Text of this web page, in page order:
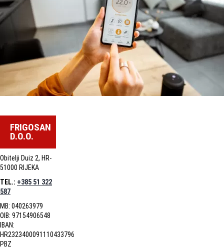
FRIGOSAN
D.O.O.
Obitelji Duiz 2, HR-
51000 RIJEKA
TEL.: +385 51 322
587
MB: 040263979
OIB: 97154906548
IBAN:
HR2323400091110433796
PBZ